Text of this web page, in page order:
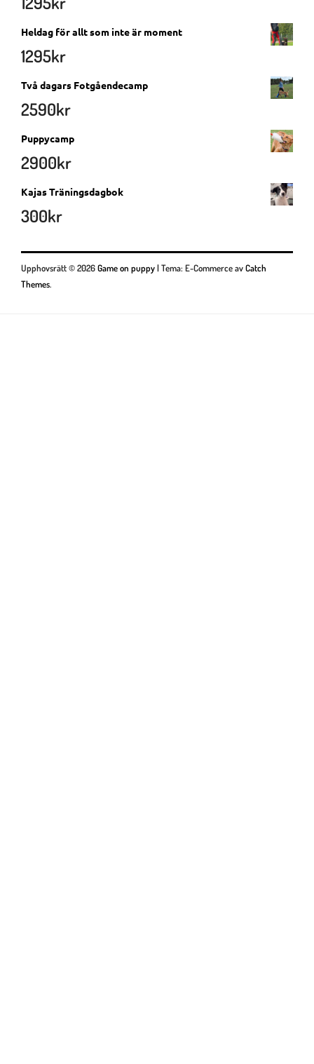
Heldag för allt som inte är moment
1295kr
Två dagars Fotgåendecamp
2590kr
Puppycamp
2900kr
Kajas Träningsdagbok
300kr
Upphovsrätt © 2026Game on puppy|Tema: E-Commerce avCatch
Themes.